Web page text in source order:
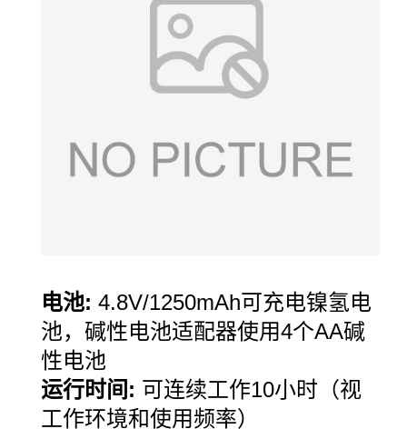
电池: 4.8V/1250mAh可充电镍氢电
池，碱性电池适配器使用4个AA碱
性电池
运行时间 : 可连续工作10小时（视
工作环境和使用频率）